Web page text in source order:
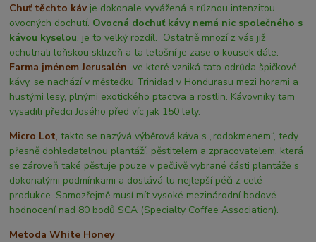
Chuť těchto kávje dokonale vyvážená s různou intenzitou
ovocných dochutí. Ovocná dochuť kávy nemá nic společného s
kávou kyselou, je to velký rozdíl. Ostatně mnozí z vás již
ochutnali loňskou sklizeň a ta letošní je zase o kousek dále.
Farma jménem Jerusalén ve které vzniká tato odrůda špičkové
kávy, se nachází v městečku Trinidad v Hondurasu mezi horami a
hustými lesy, plnými exotického ptactva a rostlin. Kávovníky tam
vysadili předci Josého před víc jak 150 lety.
Micro Lot, takto se nazývá výběrová káva s „rodokmenem“, tedy
přesně dohledatelnou plantáží, pěstitelem a zpracovatelem, která
se zároveň také pěstuje pouze v pečlivě vybrané části plantáže s
dokonalými podmínkami a dostává tu nejlepší péči z celé
produkce. Samozřejmě musí mít vysoké mezinárodní bodové
hodnocení nad 80 bodů SCA (Specialty Coffee Association).
Metoda White Honey